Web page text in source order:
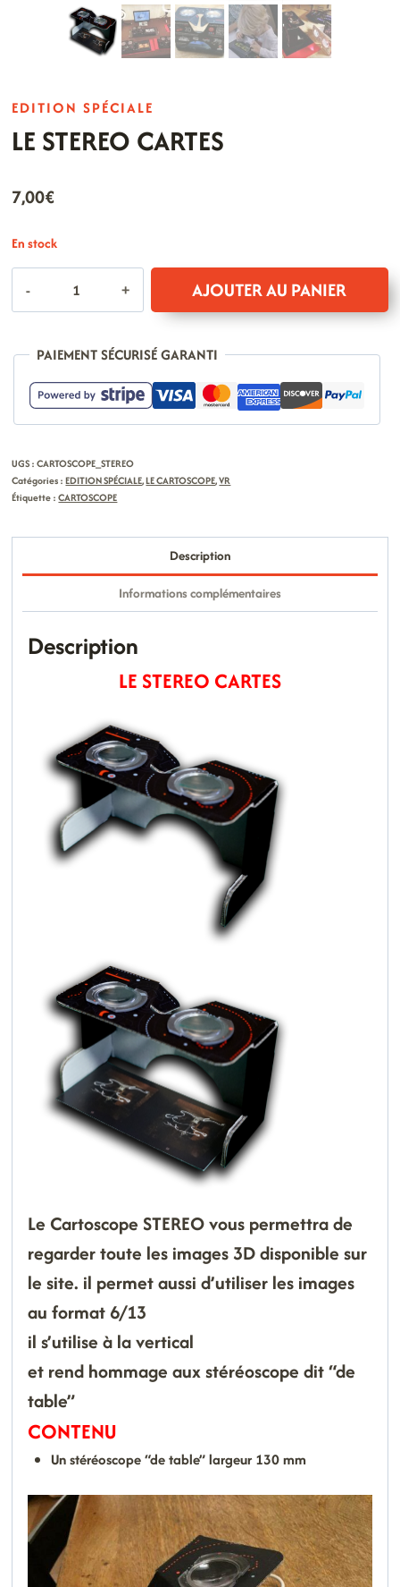
EDITION SPÉCIALE
LE STEREO CARTES
7,00€
En stock
STEREO
AJOUTER AU PANIER
PAIEMENT SÉCURISÉ GARANTI
UGS :CARTOSCOPE_STEREO
Catégories :EDITION SPÉCIALE,LE CARTOSCOPE,VR
Étiquette :CARTOSCOPE
Description
Informations complémentaires
Description
LE STEREO CARTES
Le Cartoscope STEREO vous permettra de
regarder toute les images 3D disponible sur
le site. il permet aussi d’utiliser les images
au format 6/13
il s’utilise à la vertical
et rend hommage aux stéréoscope dit “de
table”
CONTENU
Un stéréoscope “de table” largeur 130 mm